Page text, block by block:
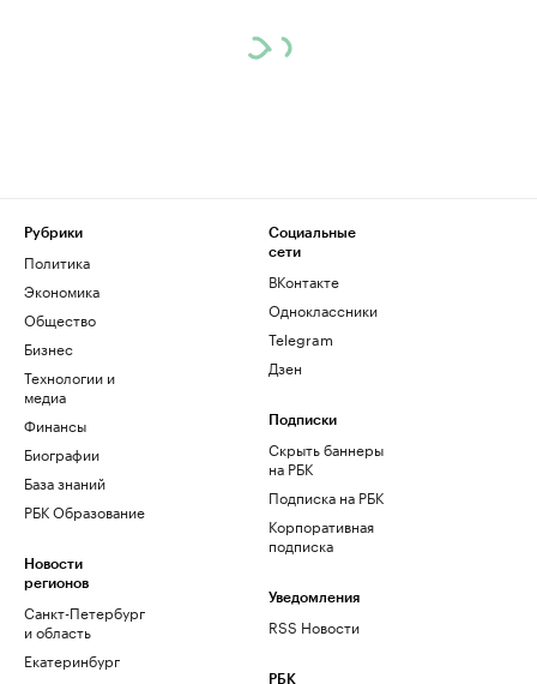
Рубрики
Политика
Экономика
Общество
Бизнес
Технологии и
медиа
Финансы
Биографии
База знаний
РБК Образование
Новости
регионов
Санкт-Петербург
и область
Екатеринбург
Социальные
сети
ВКонтакте
Одноклассники
Telegram
Дзен
Подписки
Скрыть баннеры
на РБК
Подписка на РБК
Корпоративная
подписка
Уведомления
RSS Новости
РБК